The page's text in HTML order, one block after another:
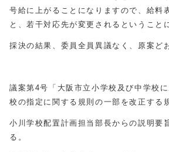
号給に上がることになりますので、給料
と、若干対応先が変更されるということ
採決の結果、委員全員異議なく、原案ど
議案第4号「大阪市立小学校及び中学校
校の指定に関する規則の一部を改正する
小川学校配置計画担当部長からの説明要
る。